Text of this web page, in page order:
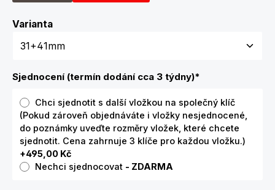
VariantaZvolte variantu
Sjednocení (termín dodání cca 3 týdny)*
Chci sjednotit s další vložkou na společný klíč
(Pokud zároveň objednáváte i vložky nesjednocené,
do poznámky uveďte rozměry vložek, které chcete
sjednotit. Cena zahrnuje 3 klíče pro každou vložku.)
+495,00 Kč
Nechci sjednocovat - ZDARMA